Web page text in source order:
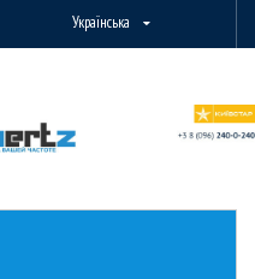
Українська